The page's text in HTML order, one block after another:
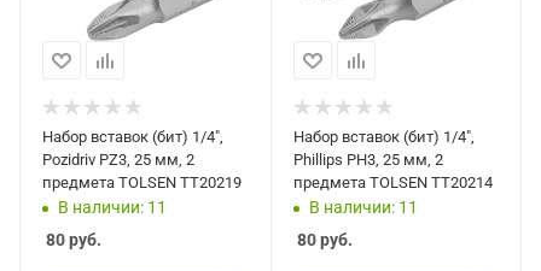
Набор вставок (бит) 1/4",
Pozidriv PZ3, 25 мм, 2
предмета TOLSEN TT20219
В наличии: 11
80руб.
Набор вставок (бит) 1/4",
Phillips PH3, 25 мм, 2
предмета TOLSEN TT20214
В наличии: 11
80руб.